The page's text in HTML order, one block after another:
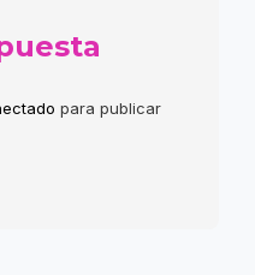
para publicar